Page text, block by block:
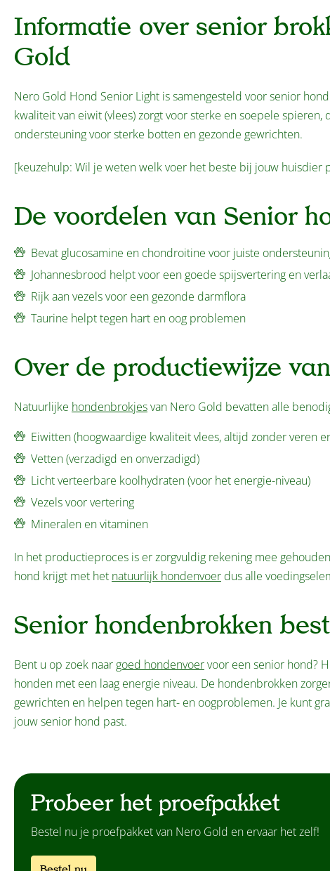
Informatie over senior
Gold
Nero Gold Hond Senior Light is samengesteld voor senior
kwaliteit van eiwit (vlees) zorgt voor sterke en soepele
ondersteuning voor sterke botten en gezonde gewrichten.
[keuzehulp: Wil je weten welk voer het beste bij jouw huisdier
De voordelen van Senior
Bevat glucosamine en chondroitine voor juiste
Johannesbrood helpt voor een goede spijsvertering en
Rijk aan vezels voor een gezonde darmflora
Taurine helpt tegen hart en oog problemen
Over de productiewijze
Natuurlijke hondenbrokjesvan Nero Gold bevatten alle
Eiwitten (hoogwaardige kwaliteit vlees, altijd zonder veren
Vetten (verzadigd en onverzadigd)
Licht verteerbare koolhydraten (voor het energie-niveau)
Vezels voor vertering
Mineralen en vitaminen
In het productieproces is er zorgvuldig rekening mee
hond krijgt met het natuurlijk hondenvoer dus alle
Senior hondenbrokken
Bent u op zoek naar goed hondenvoervoor een senior hond?
honden met een laag energie niveau. De hondenbrokken
gewrichten en helpen tegen hart- en oogproblemen. Je kunt
jouw senior hond past.
Probeer het proefpakket
Bestel nu je proefpakket van Nero Gold en ervaar het zelf!